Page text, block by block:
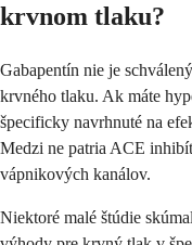
krvnom tlaku?
Gabapentín nie je
krvného tlaku. Ak máte
špecificky navrhnuté na
Medzi ne patria ACE
vápnikových kanálov.
Niektoré malé štúdie